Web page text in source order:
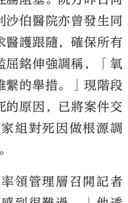
沙伯醫院亦曾發生同
醫護跟隨，確保所有
屈銘伸強調稱，「氧
繫的舉措。」現階段
的原因，已將案件交
組對死因做根源調
領管理層召開記者